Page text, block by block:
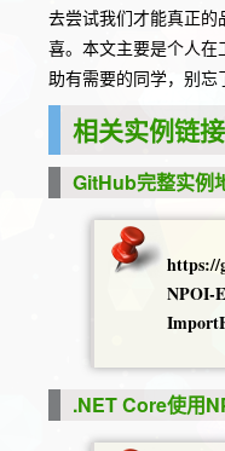
去尝试我们才能真正
喜。本文主要是个人
助有需要的同学，别忘
相关实例链接
GitHub完整实例
https://
NPOI-
.NET Core使用